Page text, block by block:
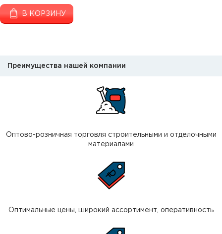
В КОРЗИНУ
Преимущества нашей компании
Оптово-розничная торговля строительными и отделочными
материалами
Оптимальные цены, широкий ассортимент, оперативность